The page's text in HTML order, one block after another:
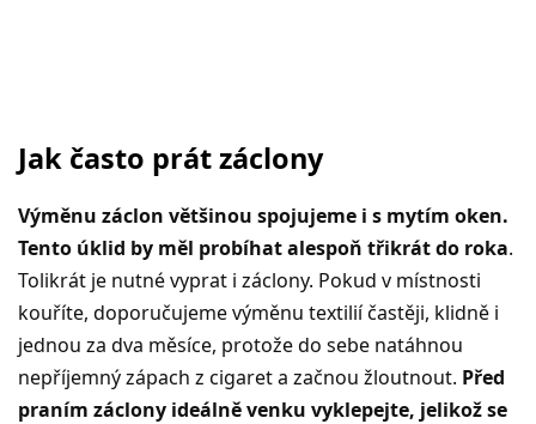
Jak často prát záclony
Výměnu záclon většinou spojujeme i s mytím oken.
Tento úklid by měl probíhat alespoň třikrát do roka.
Tolikrát je nutné vyprat i záclony. Pokud v místnosti
kouříte, doporučujeme výměnu textilií častěji, klidně i
jednou za dva měsíce, protože do sebe natáhnou
nepříjemný zápach z cigaret a začnou žloutnout. Před
praním záclony ideálně venku vyklepejte, jelikož se